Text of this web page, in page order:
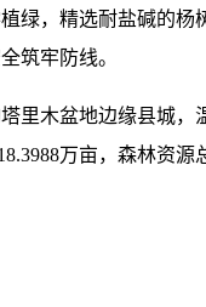
绿，精选耐盐碱的
筑牢防线。
里木盆地边缘县城
万亩，森林资